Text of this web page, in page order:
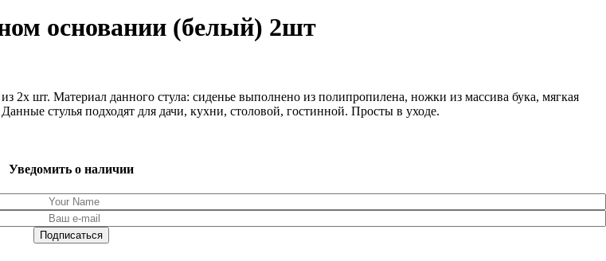
основании (белый) 2шт
2х шт. Материал данного стула: сиденье выполнено из полипропилена, ножки из массива бука, мягкая
стулья подходят для дачи, кухни, столовой, гостинной. Просты в уходе.
Уведомить о наличии